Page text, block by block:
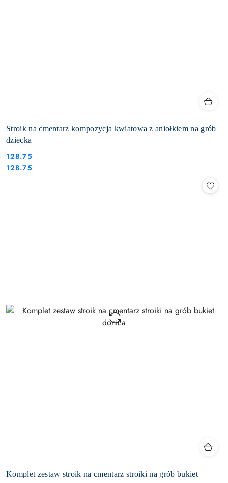
Stroik na cmentarz kompozycja kwiatowa z aniołkiem na grób
dziecka
Cena:
128.75
Cena:
128.75
Komplet zestaw stroik na cmentarz stroiki na grób bukiet